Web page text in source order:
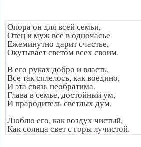
Опора он для всей семьи,
Отец и муж все в одночасье
Ежеминутно дарит счастье,
Окутывает светом всех своим.
В его руках добро и власть,
Все так сплелось, как воедино,
И эта связь необратима.
Глава в семье, достойный ум,
И прародитель светлых дум,
Люблю его, как воздух чистый,
Как солнца свет с горы лучистой.